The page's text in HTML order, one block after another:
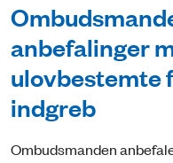
anbefalinger
ulovbestemte
indgreb
Ombudsmanden